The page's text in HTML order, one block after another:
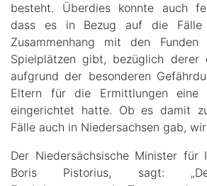
besteht. Überdies konnte auch
dass es in Bezug auf die Fälle
Zusammenhang mit den
Spielplätzen gibt, bezüglich derer
aufgrund der besonderen
Eltern für die Ermittlungen eine
eingerichtet hatte. Ob es damit
Fälle auch in Niedersachsen gab,
Der Niedersächsische Minister für
Boris Pistorius, sagt: